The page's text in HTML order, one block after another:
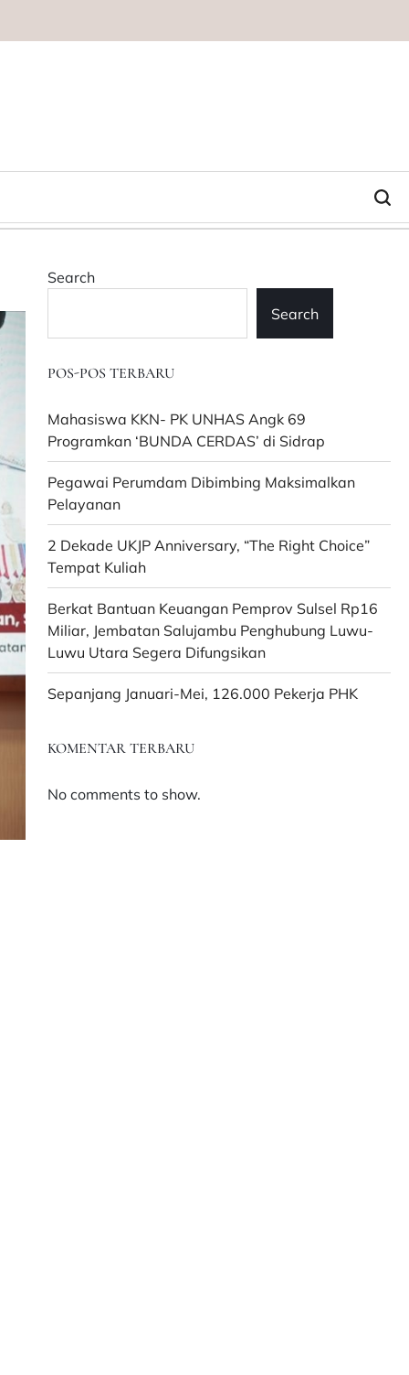
Search
Search
POS-POS TERBARU
Mahasiswa KKN- PK UNHAS Angk 69
Programkan ‘BUNDA CERDAS’ di Sidrap
Pegawai Perumdam Dibimbing Maksimalkan
Pelayanan
2 Dekade UKJP Anniversary, “The Right Choice”
Tempat Kuliah
Berkat Bantuan Keuangan Pemprov Sulsel Rp16
Miliar, Jembatan Salujambu Penghubung Luwu-
Luwu Utara Segera Difungsikan
Sepanjang Januari-Mei, 126.000 Pekerja PHK
KOMENTAR TERBARU
No comments to show.